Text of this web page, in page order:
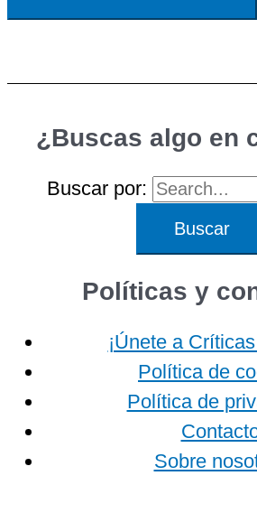
¿Buscas algo en
Buscar por:
Políticas y
¡Únete a
Política de
Política de
Sobre